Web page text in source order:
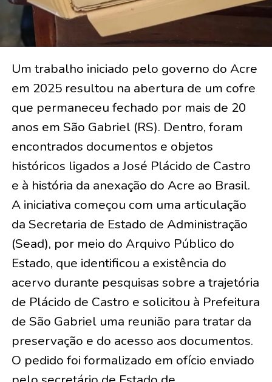
Um trabalho iniciado pelo governo do Acre
em 2025 resultou na abertura de um cofre
que permaneceu fechado por mais de 20
anos em São Gabriel (RS). Dentro, foram
encontrados documentos e objetos
históricos ligados a José Plácido de Castro
e à história da anexação do Acre ao Brasil.
A iniciativa começou com uma articulação
da Secretaria de Estado de Administração
(Sead), por meio do Arquivo Público do
Estado, que identificou a existência do
acervo durante pesquisas sobre a trajetória
de Plácido de Castro e solicitou à Prefeitura
de São Gabriel uma reunião para tratar da
preservação e do acesso aos documentos.
O pedido foi formalizado em ofício enviado